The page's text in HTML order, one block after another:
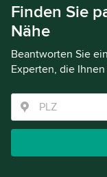
Finden Sie
Nähe
Beantworten Sie
Experten, die